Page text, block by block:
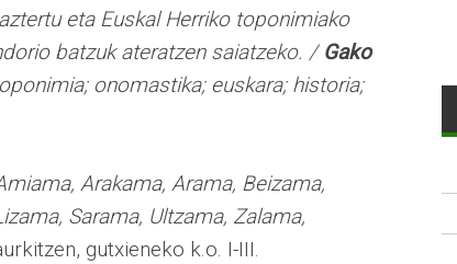
eta Euskal Herriko toponimiako
batzuk ateratzen saiatzeko. / Gako
onomastika; euskara; historia;
Arakama, Arama, Beizama,
Sarama, Ultzama, Zalama,
gutxieneko k.o. I-III.